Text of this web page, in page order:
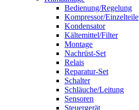
Bedienung/Regelung
Kompressor/Einzelteile
Kondensator
Kältemittel/Filter
Montage
Nachrüst-Set
Relais
Reparatur-Set
Schalter
Schläuche/Leitung
Sensoren
Steuergerät